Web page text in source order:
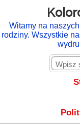
Witamy na
rodziny. Wszystkie